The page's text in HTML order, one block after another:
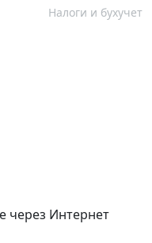
Налоги и бухучет
через Интернет